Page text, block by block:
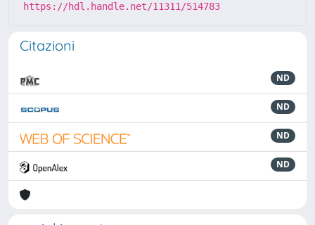
https://hdl.handle.net/11311/514783
Citazioni
ND
ND
ND
ND